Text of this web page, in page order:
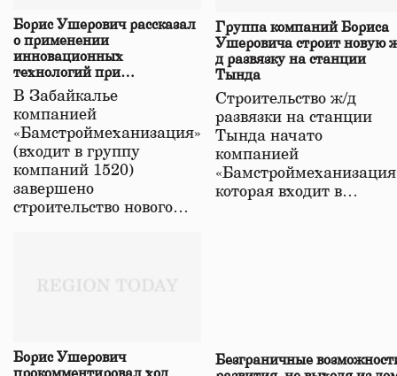
Борис Ушерович рассказал
о применении
инновационных
технологий при
строительстве нового моста
в Забайкалье
В Забайкалье
компанией
«Бамстроймеханизация»
(входит в группу
компаний 1520)
завершено
строительство нового…
Группа компаний Бориса
Ушеровича строит новую
д развязку на станции
Тында
Строительство ж/д
развязки на станции
Тында начато
компанией
которая входит в…
Борис Ушерович
Безграничные